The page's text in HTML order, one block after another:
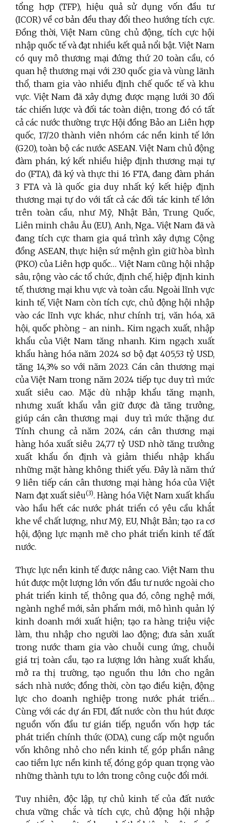
tổng hợp (TFP), hiệu quả sử dụng vốn đầu tư
(ICOR) về cơ bản đều thay đổi theo hướng tích cực.
Đồng thời, Việt Nam cũng chủ động, tích cực hội
nhập quốc tế và đạt nhiều kết quả nổi bật. Việt Nam
có quy mô thương mại đứng thứ 20 toàn cầu, có
quan hệ thương mại với 230 quốc gia và vùng lãnh
thổ, tham gia vào nhiều định chế quốc tế và khu
vực. Việt Nam đã xây dựng được mạng lưới 30 đối
tác chiến lược và đối tác toàn diện, trong đó có tất
cả các nước thường trực Hội đồng Bảo an Liên hợp
quốc, 17/20 thành viên nhóm các nền kinh tế lớn
(G20), toàn bộ các nước ASEAN. Việt Nam chủ động
đàm phán, ký kết nhiều hiệp định thương mại tự
do (FTA), đã ký và thực thi 16 FTA, đang đàm phán
3 FTA và là quốc gia duy nhất ký kết hiệp định
thương mại tự do với tất cả các đối tác kinh tế lớn
trên toàn cầu, như Mỹ, Nhật Bản, Trung Quốc,
Liên minh châu Âu (EU), Anh, Nga...Việt Nam đã và
đang tích cực tham gia quá trình xây dựng Cộng
đồng ASEAN, thực hiện sứ mệnh gìn giữ hòa bình
(PKO) của Liên hợp quốc…Việt Nam cũng hội nhập
sâu, rộng vào các tổ chức, định chế, hiệp định kinh
tế, thương mại khu vực và toàn cầu. Ngoài lĩnh vực
kinh tế, Việt Nam còn tích cực, chủ động hội nhập
vào các lĩnh vực khác, như chính trị, văn hóa, xã
hội, quốc phòng - an ninh... Kim ngạch xuất, nhập
khẩu của Việt Nam tăng nhanh.Kim ngạch xuất
khẩu hàng hóa năm 2024 sơ bộ đạt 405,53 tỷ USD,
tăng 14,3% so với năm 2023. Cán cân thương mại
của Việt Nam trong năm 2024 tiếp tục duy trì mức
xuất siêu cao. Mặc dù nhập khẩu tăng mạnh,
nhưng xuất khẩu vẫn giữ được đà tăng trưởng,
giúp cán cân thương mại duy trì mức thặng dư.
Tính chung cả năm 2024, cán cân thương mại
hàng hóa xuất siêu 24,77 tỷ USD nhờ tăng trưởng
xuất khẩu ổn định và giảm thiểu nhập khẩu
những mặt hàng không thiết yếu. Đây là năm thứ
9 liên tiếp cán cân thương mại hàng hóa của Việt
Nam đạt xuất siêu(3). Hàng hóa Việt Nam xuất khẩu
vào hầu hết các nước phát triển có yêu cầu khắt
khe về chất lượng, như Mỹ, EU, Nhật Bản; tạo ra cơ
hội, động lực mạnh mẽ cho phát triển kinh tế đất
nước.
Thực lực nền kinh tế được nâng cao. Việt Nam thu
hút được một lượng lớn vốn đầu tư nước ngoài cho
phát triển kinh tế, thông qua đó, công nghệ mới,
ngành nghề mới, sản phẩm mới, mô hình quản lý
kinh doanh mới xuất hiện; tạo ra hàng triệu việc
làm, thu nhập cho người lao động; đưa sản xuất
trong nước tham gia vào chuỗi cung ứng, chuỗi
giá trị toàn cầu, tạo ra lượng lớn hàng xuất khẩu,
mở ra thị trường, tạo nguồn thu lớn cho ngân
sách nhà nước; đồng thời, còn tạo điều kiện, động
lực cho doanh nghiệp trong nước phát triển…
Cùng với các dự án FDI, đất nước còn thu hút được
nguồn vốn đầu tư gián tiếp, nguồn vốn hợp tác
phát triển chính thức (ODA), cung cấp một nguồn
vốn không nhỏ cho nền kinh tế, góp phần nâng
cao tiềm lực nền kinh tế, đóng góp quan trọng vào
những thành tựu to lớn trong công cuộc đổi mới.
Tuy nhiên, độc lập, tự chủ kinh tế của đất nước
chưa vững chắc và tích cực, chủ động hội nhập